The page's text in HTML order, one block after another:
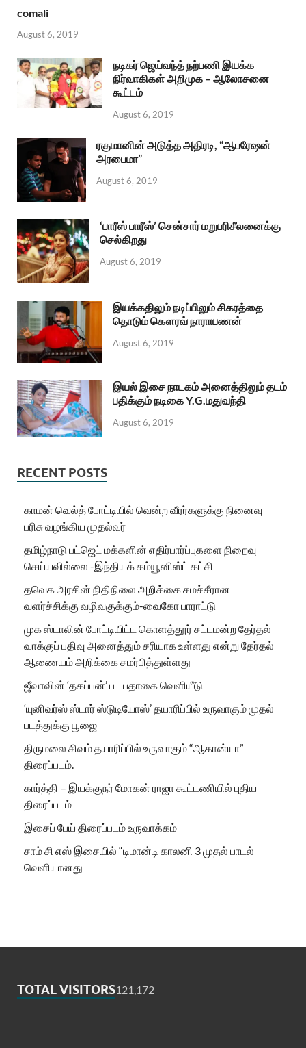
comali
August 6, 2019
நடிகர் ஜெய்வந்த் நற்பணி இயக்க
நிர்வாகிகள் அறிமுக – ஆலோசனை
கூட்டம்
August 6, 2019
ரகுமானின் அடுத்த அதிரடி, “ஆபரேஷன்
அரபைமா”
August 6, 2019
‘பாரீஸ் பாரீஸ்’ சென்சார் மறுபரிசீலனைக்கு
செல்கிறது
August 6, 2019
இயக்கதிலும் நடிப்பிலும் சிகரத்தை
தொடும் கௌரவ் நாராயணன்
August 6, 2019
இயல் இசை நாடகம் அனைத்திலும் தடம்
பதிக்கும் நடிகை Y.G.மதுவந்தி
August 6, 2019
RECENT POSTS
காமன் வெல்த் போட்டியில் வென்ற வீரர்களுக்கு நினைவு
பரிசு வழங்கிய முதல்வர்
தமிழ்நாடு பட்ஜெட் மக்களின் எதிர்பார்ப்புகளை நிறைவு
செய்யவில்லை -இந்தியக் கம்யூனிஸ்ட் கட்சி
தவெக அரசின் நிதிநிலை அறிக்கை சமச்சீரான
வளர்ச்சிக்கு வழிவகுக்கும்-வைகோ பாராட்டு
முக ஸ்டாலின் போட்டியிட்ட கொளத்தூர் சட்டமன்ற தேர்தல்
வாக்குப் பதிவு அனைத்தும் சரியாக உள்ளது என்று தேர்தல்
ஆணையம் அறிக்கை சமர்பித்துள்ளது
ஜீவாவின் ‘தகப்பன்’ பட பதாகை வெளியீடு
‘யுனிவர்ஸ் ஸ்டார் ஸ்டுடியோஸ்’ தயாரிப்பில் உருவாகும் முதல்
படத்துக்கு பூஜை
திருமலை சிவம் தயாரிப்பில் உருவாகும் “ஆகான்யா”
திரைப்படம்.
கார்த்தி – இயக்குநர் மோகன் ராஜா கூட்டணியில் புதிய
திரைப்படம்
இசைப் பேய் திரைப்படம் உருவாக்கம்
சாம் சி எஸ் இசையில் “டிமான்டி காலனி 3 முதல் பாடல்
வெளியானது
TOTAL VISITORS121,172